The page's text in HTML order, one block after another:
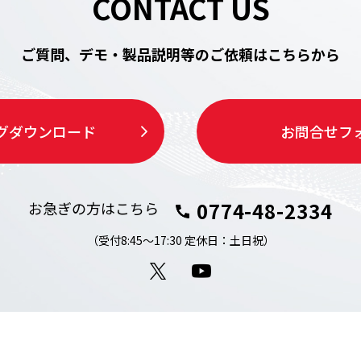
ご質問、デモ・製品説明等のご依頼はこちらから
ダウンロード お問合せフ
お急ぎの方はこちら 0774-48-2334
（受付8:45～17:30 定休日：土日祝）
X